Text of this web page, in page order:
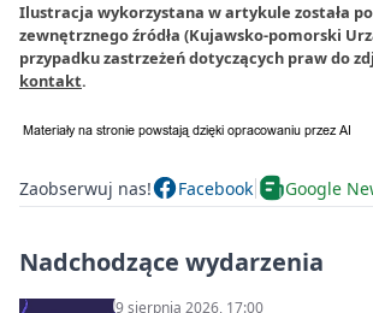
Ilustracja wykorzystana w artykule została
zewnętrznego źródła (Kujawsko-pomorski
przypadku zastrzeżeń dotyczących praw do
kontakt.
Zaobserwuj nas! Facebook Google
Nadchodzące wydarzenia
9 sierpnia 2026, 17:00